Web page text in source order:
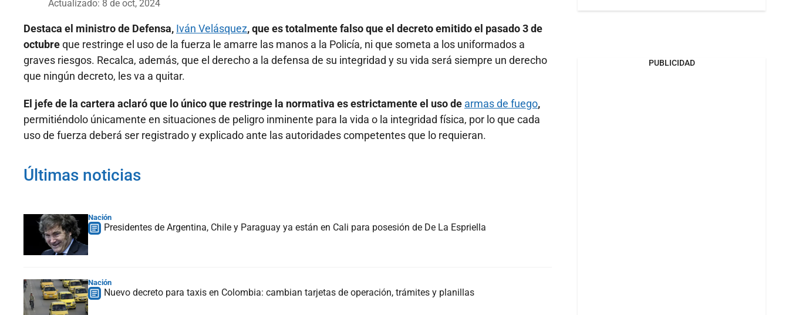
Actualizado: 8 de oct, 2024
Destaca el ministro de Defensa, Iván Velásquez, que es totalmente falso que el decreto emitido el pasado 3 de
octubreque restringe el uso de la fuerza le amarre las manos a la Policía, ni que someta a los uniformados a
graves riesgos. Recalca, además, que el derecho a la defensa de su integridad y su vida será siempre un derecho
que ningún decreto, les va a quitar.
El jefe de la cartera aclaró que lo único que restringe la normativa es estrictamente el uso de armas de fuego,
permitiéndolo únicamente en situaciones de peligro inminente para la vida o la integridad física, por lo que cada
uso de fuerza deberá ser registrado y explicado ante las autoridades competentes que lo requieran.
Últimas noticias
Nación
Presidentes de Argentina, Chile y Paraguay ya están en Cali para posesión de De La Espriella
Nación
Nuevo decreto para taxis en Colombia: cambian tarjetas de operación, trámites y planillas
PUBLICIDAD